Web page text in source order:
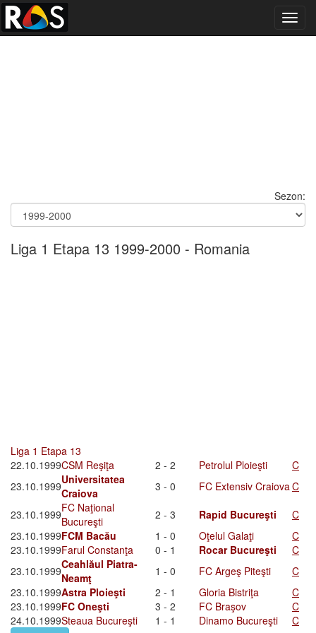
Sezon:
Liga 1 Etapa 13 1999-2000 - Romania
Liga 1 Etapa 13
22.10.1999CSM Reşiţa 2 - 2 Petrolul Ploieşti
C
23.10.1999Universitatea
Craiova
3 - 0 FC Extensiv CraiovaC
23.10.1999FC Naţional
Bucureşti
2 - 3 Rapid Bucureşti
C
23.10.1999FCM Bacău 1 - 0 Oţelul Galaţi
C
23.10.1999Farul Constanţa 0 - 1 Rocar Bucureşti
C
23.10.1999Ceahlăul Piatra-
Neamţ
1 - 0 FC Argeş Piteşti
C
23.10.1999Astra Ploieşti 2 - 1 Gloria Bistriţa
C
23.10.1999FC Oneşti 3 - 2 FC Braşov
C
24.10.1999Steaua Bucureşti 1 - 1 Dinamo Bucureşti
C